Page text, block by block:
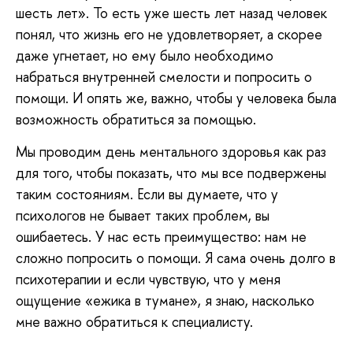
шесть лет». То есть уже шесть лет назад человек
понял, что жизнь его не удовлетворяет, а скорее
даже угнетает, но ему было необходимо
набраться внутренней смелости и попросить о
помощи. И опять же, важно, чтобы у человека была
возможность обратиться за помощью.
Мы проводим день ментального здоровья как раз
для того, чтобы показать, что мы все подвержены
таким состояниям. Если вы думаете, что у
психологов не бывает таких проблем, вы
ошибаетесь. У нас есть преимущество: нам не
сложно попросить о помощи. Я сама очень долго в
психотерапии и если чувствую, что у меня
ощущение «ежика в тумане», я знаю, насколько
мне важно обратиться к специалисту.